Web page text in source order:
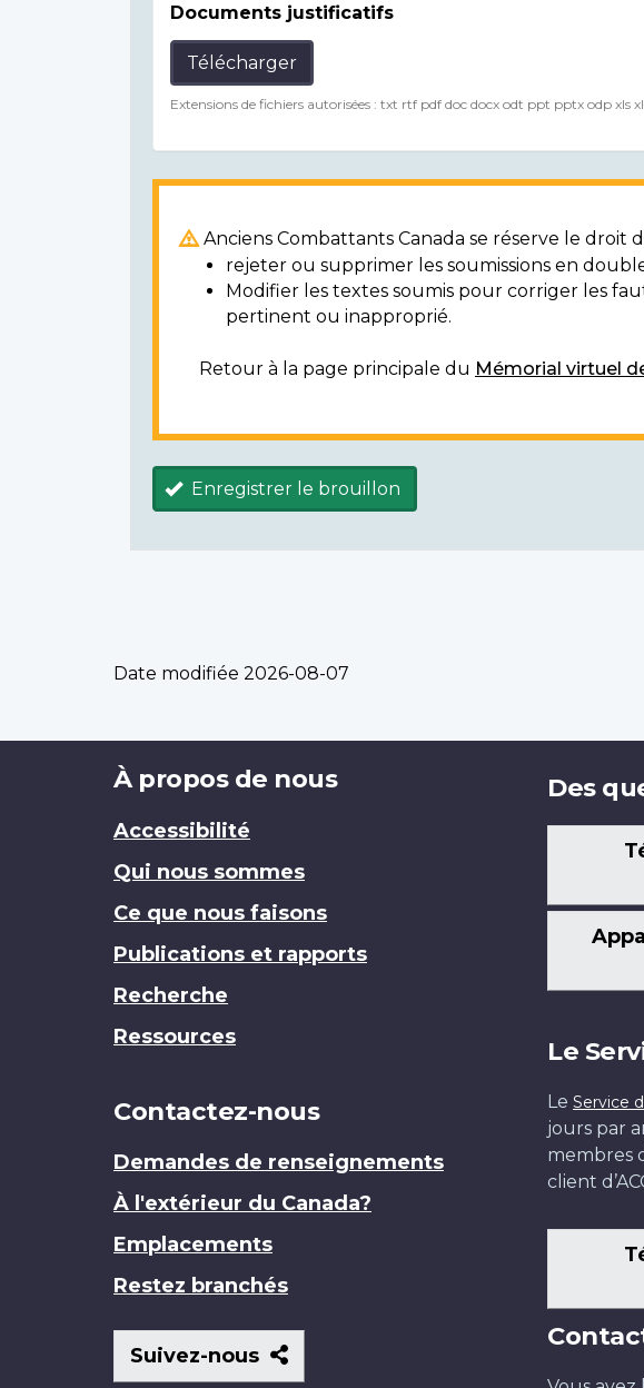
Documents justificatifs
Télécharger
Extensions de fichiers autorisées : txt rtf pdf doc docx odt ppt pptx odp xls
Anciens Combattants Canada se réserve le droit
rejeter ou supprimer les soumissions en
Modifier les textes soumis pour corriger les
pertinent ou inapproprié.
Retour à la page principale du Mémorial virtuel
Enregistrer le brouillon
Date modifiée 2026-08-07
Brand
À propos de nous
Accessibilité
Qui nous sommes
Ce que nous faisons
Publications et rapports
Recherche
Ressources
Contactez-nous
Demandes de renseignements
À l'extérieur du Canada?
Emplacements
Restez branchés
Suivez-nous
Suivez-
nous
Des
Le
Le Service
jours par
membres
client